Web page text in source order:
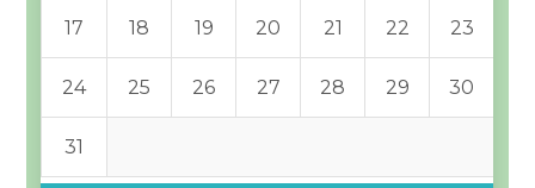
17 18 19 20 21 22 23
24 25 26 27 28 29 30
31